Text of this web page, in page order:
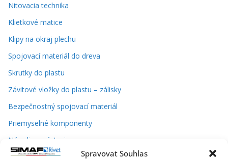
Spravovat Souhlas
Nitovacia technika
Klietkové matice
Klipy na okraj plechu
Spojovací materiál do dreva
Skrutky do plastu
Závitové vložky do plastu – zálisky
Bezpečnostný spojovací materiál
Priemyselné komponenty
Náradie a nástroje